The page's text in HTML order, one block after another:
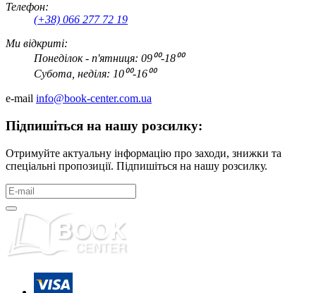
Телефон:
(+38) 066 277 72 19
Ми відкриті:
Понеділок - п'ятниця: 09⁰⁰-18⁰⁰
Субота, неділя: 10⁰⁰-16⁰⁰
e-mail info@book-center.com.ua
Підпишіться на нашу розсилку:
Отримуйте актуальну інформацію про заходи, знижки та
спеціальні пропозиції. Підпишіться на нашу розсилку.